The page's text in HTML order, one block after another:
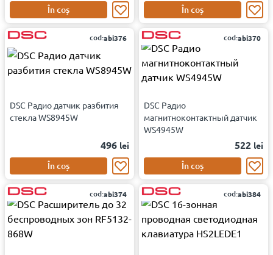
În coș În coș
cod:abi376
DSC Радио датчик разбития
стекла WS8945W
496 lei
În coș
cod:abi370
DSC Радио
магнитноконтактный датчик
WS4945W
522 lei
În coș
cod:abi374 cod:abi384